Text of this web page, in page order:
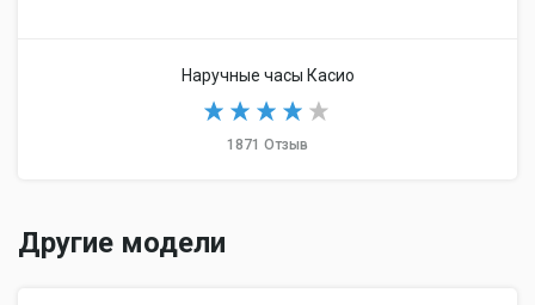
Наручные часы Касио
1871 Отзыв
Другие модели